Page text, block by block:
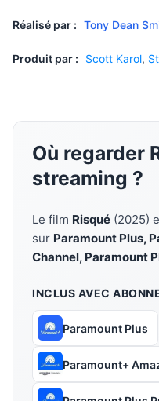
Réalisé par : Tony Dean
Produit par : Scott Karol,
Où regarder
streaming ?
Le film Risqué (2025)
sur Paramount Plus,
Channel, Paramount
INCLUS AVEC
Paramount Plus
Paramount+